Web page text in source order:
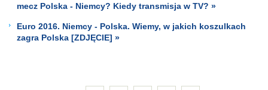
mecz Polska - Niemcy? Kiedy transmisja w TV? »
Euro 2016. Niemcy - Polska. Wiemy, w jakich koszulkach
zagra Polska [ZDJĘCIE] »